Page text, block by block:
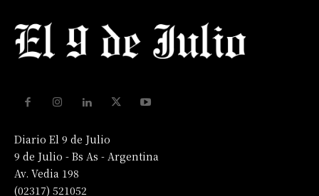
Diario El 9 de Julio
9 de Julio - Bs As - Argentina
Av. Vedia 198
(02317) 521052